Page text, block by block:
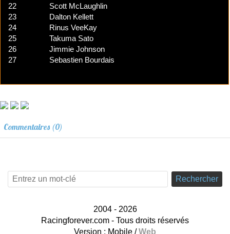
22
Scott McLaughlin
23
Dalton Kellett
24
Rinus VeeKay
25
Takuma Sato
26
Jimmie Johnson
27
Sebastien Bourdais
Commentaires (0)
Rechercher
2004 - 2026
Racingforever.com - Tous droits réservés
Version : Mobile /Web